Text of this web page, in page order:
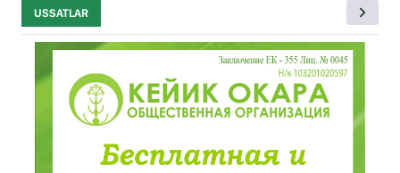
USSATLAR